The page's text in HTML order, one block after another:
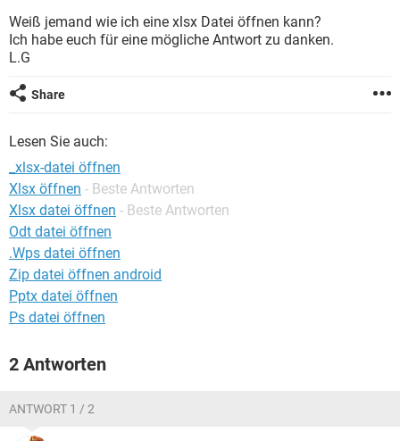
WHATSAPP TIKTOK
FACEBOOK
WINDOWS 10 INSTAGRAM
FACEBOOK
Weiß jemand wie ich eine xlsx Datei öffnen kann?
Ich habe euch für eine mögliche Antwort zu danken.
L.G
Share
Lesen Sie auch:
_xlsx-datei öffnen
Xlsx öffnen - Beste Antworten
Xlsx datei öffnen - Beste Antworten
Odt datei öffnen
.Wps datei öffnen
Zip datei öffnen android
Pptx datei öffnen
Ps datei öffnen
2 Antworten
ANTWORT 1 / 2